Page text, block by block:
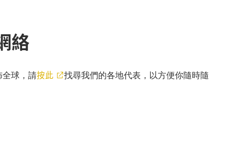
絡
全球，請按此
找尋我們的各地代表，以方便你隨時隨